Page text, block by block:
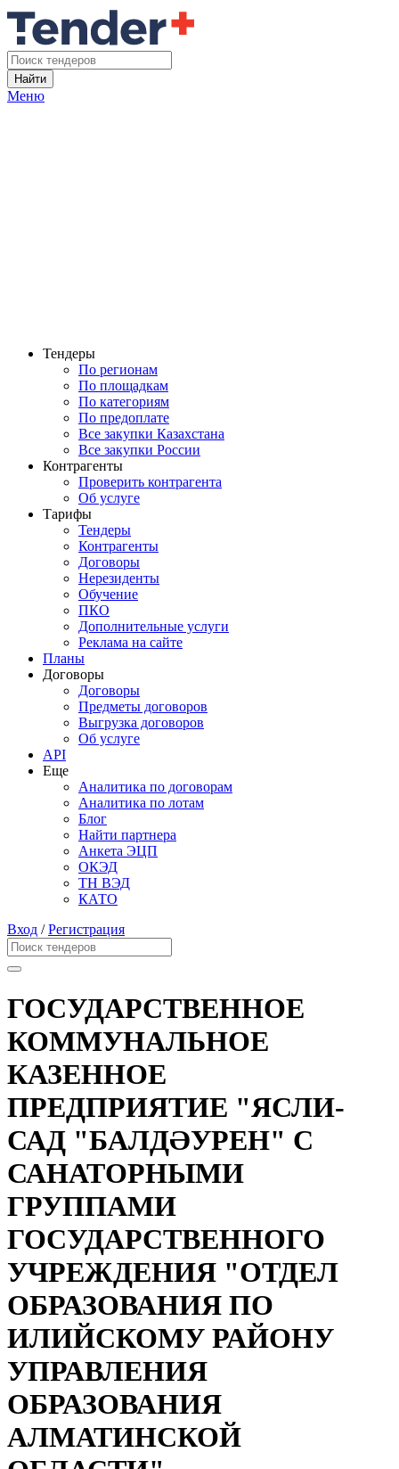
Найти
Меню
Тендеры
По регионам
По площадкам
По категориям
По предоплате
Все закупки Казахстана
Все закупки России
Контрагенты
Проверить контрагента
Об услуге
Тарифы
Тендеры
Контрагенты
Договоры
Нерезиденты
Обучение
ПКО
Дополнительные услуги
Реклама на сайте
Планы
Договоры
Договоры
Предметы договоров
Выгрузка договоров
Об услуге
API
Еще
Аналитика по договорам
Аналитика по лотам
Блог
Найти партнера
Анкета ЭЦП
ОКЭД
ТН ВЭД
КАТО
Вход /Регистрация
ГОСУДАРСТВЕННОЕ
КОММУНАЛЬНОЕ
КАЗЕННОЕ
ПРЕДПРИЯТИЕ "ЯСЛИ-
САД "БАЛДӘУРЕН" С
САНАТОРНЫМИ
ГРУППАМИ
ГОСУДАРСТВЕННОГО
УЧРЕЖДЕНИЯ "ОТДЕЛ
ОБРАЗОВАНИЯ ПО
ИЛИЙСКОМУ РАЙОНУ
УПРАВЛЕНИЯ
ОБРАЗОВАНИЯ
АЛМАТИНСКОЙ